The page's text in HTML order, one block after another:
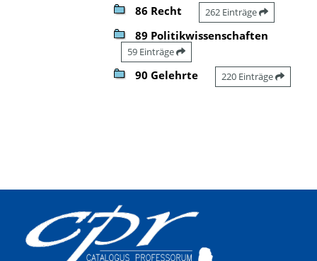
86 Recht 262 Einträge
89 Politikwissenschaften
59 Einträge
90 Gelehrte 220 Einträge